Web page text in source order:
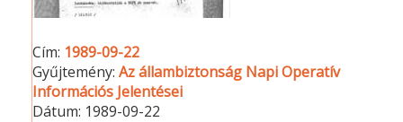
Cím: 1989-09-22
Gyűjtemény:Az állambiztonság Napi Operatív
Információs Jelentései
Dátum: 1989-09-22